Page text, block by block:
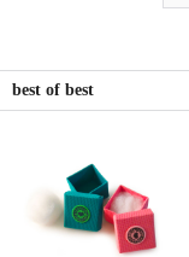
best of best